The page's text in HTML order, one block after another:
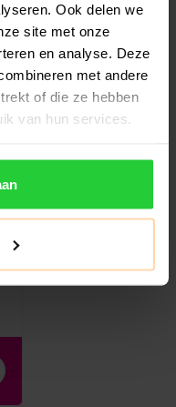
Ook delen we
site met onze
en analyse. Deze
met andere
of die ze hebben
van hun services.